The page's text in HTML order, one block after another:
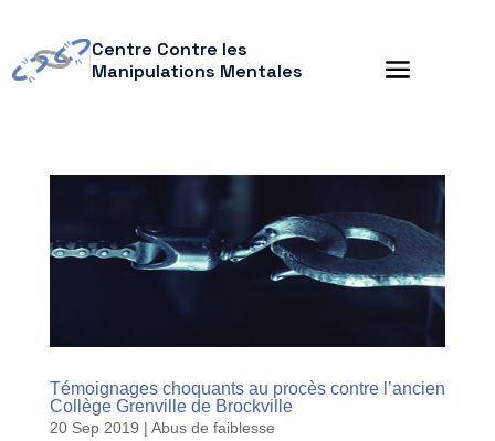
Centre Contre les
Manipulations Mentales
Témoignages choquants au procès contre l’ancien
Collège Grenville de Brockville
20 Sep 2019 | Abus de faiblesse